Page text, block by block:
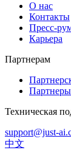
О нас
Контакты
Пресс-
Карьера
Партнерам
Техническая
support@just-
中文